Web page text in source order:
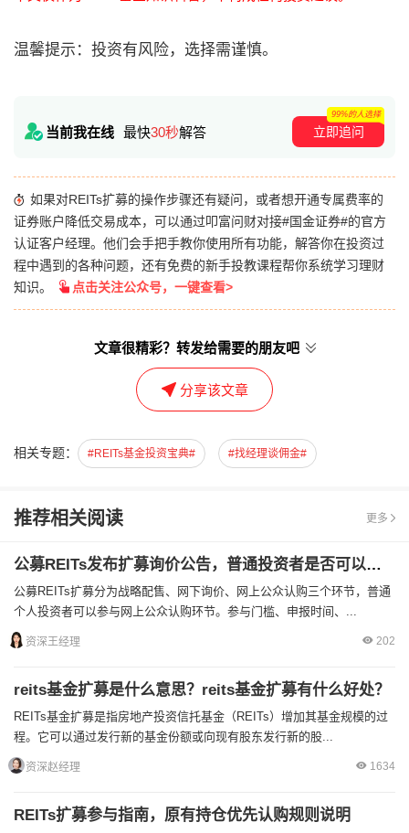
温馨提示：投资有风险，选择需谨慎。
当前我在线 最快30秒解答 立即追问
99%的人选择
如果对REITs扩募的操作步骤还有疑问，或者想开通专属费率的
证券账户降低交易成本，可以通过叩富问财对接#国金证券#的官方
认证客户经理。他们会手把手教你使用所有功能，解答你在投资过
程中遇到的各种问题，还有免费的新手投教课程帮你系统学习理财
知识。
点击关注公众号，一键查看>
文章很精彩？转发给需要的朋友吧
分享该文章
相关专题： #REITs基金投资宝典# #找经理谈佣金#
推荐相关阅读 更多
公募REITs发布扩募询价公告，普通投资者是否可以直接参与本次扩募认购？
公募REITs扩募分为战略配售、网下询价、网上公众认购三个环节，普通
个人投资者可以参与网上公众认购环节。参与门槛、申报时间、...
资深王经理 202
reits基金扩募是什么意思？reits基金扩募有什么好处？
REITs基金扩募是指房地产投资信托基金（REITs）增加其基金规模的过
程。它可以通过发行新的基金份额或向现有股东发行新的股...
资深赵经理 1634
REITs扩募参与指南，原有持仓优先认购规则说明